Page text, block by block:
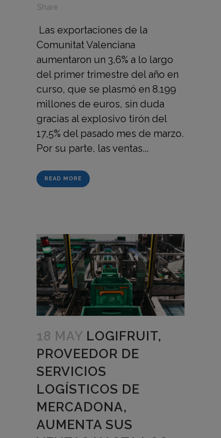
Share
Las exportaciones de la
Comunitat Valenciana
aumentaron un 3,6% a lo largo
del primer trimestre del año en
curso, que se plasmó en 8.199
millones de euros, sin duda
gracias al explosivo tirón del
17,5% del pasado mes de marzo.
Por su parte, las ventas...
READ MORE
18 MAY LOGIFRUIT,
PROVEEDOR DE
SERVICIOS
LOGÍSTICOS DE
MERCADONA,
AUMENTA SUS